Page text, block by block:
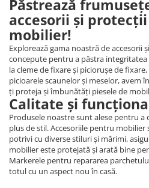
Păstrează
accesorii și
mobilier!
Explorează gama noastră de
concepute pentru a păstra
la cleme de fixare și piciorușe de
picioarele scaunelor și meselor, avem
ți proteja și îmbunătăți piesele de
Calitate și
Produsele noastre sunt alese pentru
plus de stil. Accesoriile pentru
potrivi cu diverse stiluri și mărimi,
mobilier este protejată și arată bine
Markerele pentru repararea
totul cu un aspect nou în casă.